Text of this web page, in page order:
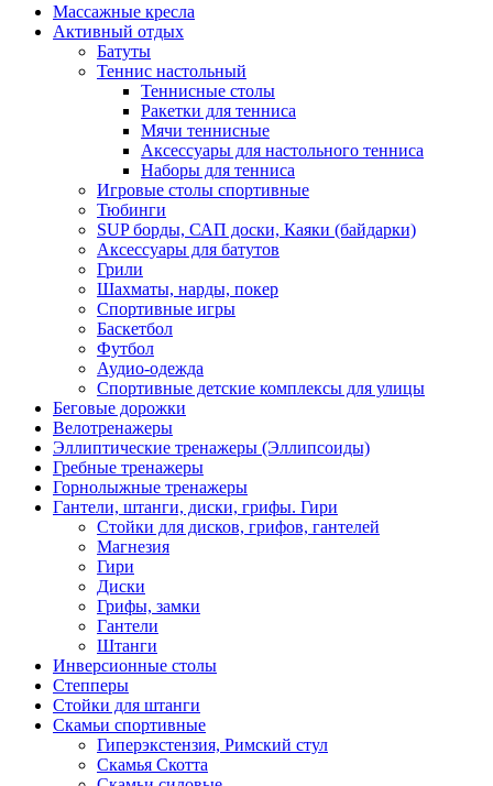
Массажные кресла
Активный отдых
Батуты
Теннис настольный
Теннисные столы
Ракетки для тенниса
Мячи теннисные
Аксессуары для настольного тенниса
Наборы для тенниса
Игровые столы спортивные
Тюбинги
SUP борды, САП доски, Каяки (байдарки)
Аксессуары для батутов
Грили
Шахматы, нарды, покер
Спортивные игры
Баскетбол
Футбол
Аудио-одежда
Спортивные детские комплексы для улицы
Беговые дорожки
Велотренажеры
Эллиптические тренажеры (Эллипсоиды)
Гребные тренажеры
Горнолыжные тренажеры
Гантели, штанги, диски, грифы. Гири
Стойки для дисков, грифов, гантелей
Магнезия
Гири
Диски
Грифы, замки
Гантели
Штанги
Инверсионные столы
Степперы
Стойки для штанги
Скамьи спортивные
Гиперэкстензия, Римский стул
Скамья Скотта